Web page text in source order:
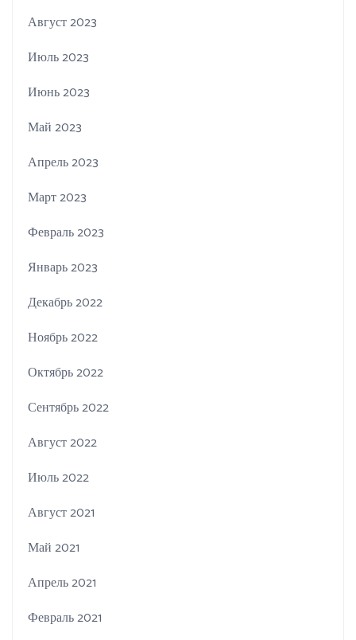
Август 2023
Июль 2023
Июнь 2023
Май 2023
Апрель 2023
Март 2023
Февраль 2023
Январь 2023
Декабрь 2022
Ноябрь 2022
Октябрь 2022
Сентябрь 2022
Август 2022
Июль 2022
Август 2021
Май 2021
Апрель 2021
Февраль 2021